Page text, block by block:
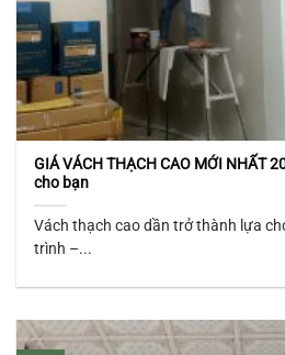
GIÁ VÁCH THẠCH CAO MỚI NHẤT
cho bạn
Vách thạch cao dần trở thành lựa
trình –...